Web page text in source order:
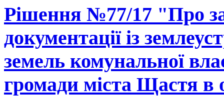
Рішення №77/17 "Про
документації із
земель комунальної
громади міста Щастя в